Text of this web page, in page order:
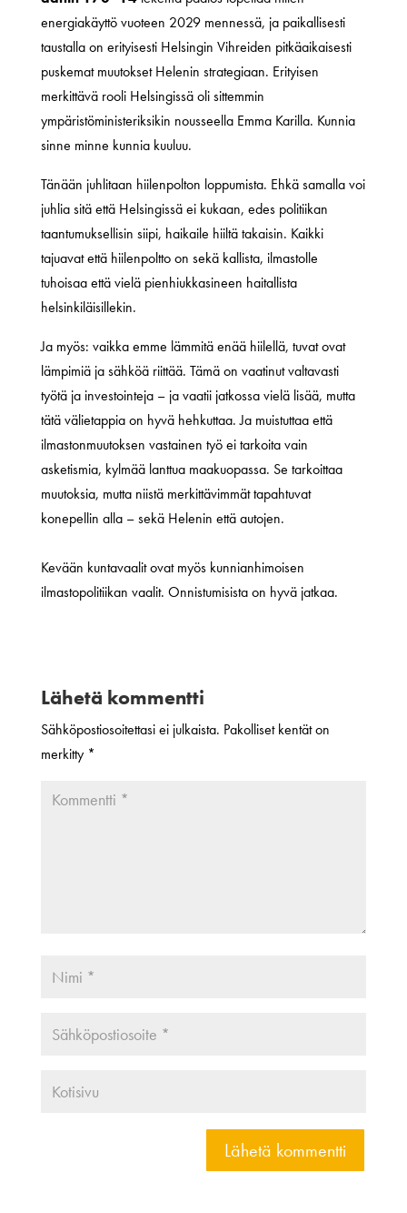
energiakäyttö vuoteen 2029 mennessä, ja paikallisesti
taustalla on erityisesti Helsingin Vihreiden pitkäaikaisesti
puskemat muutokset Helenin strategiaan. Erityisen
merkittävä rooli Helsingissä oli sittemmin
ympäristöministeriksikin nousseella Emma Karilla. Kunnia
sinne minne kunnia kuuluu.
Tänään juhlitaan hiilenpolton loppumista. Ehkä samalla voi
juhlia sitä että Helsingissä ei kukaan, edes politiikan
taantumuksellisin siipi, haikaile hiiltä takaisin. Kaikki
tajuavat että hiilenpoltto on sekä kallista, ilmastolle
tuhoisaa että vielä pienhiukkasineen haitallista
helsinkiläisillekin.
Ja myös: vaikka emme lämmitä enää hiilellä, tuvat ovat
lämpimiä ja sähköä riittää. Tämä on vaatinut valtavasti
työtä ja investointeja – ja vaatii jatkossa vielä lisää, mutta
tätä välietappia on hyvä hehkuttaa. Ja muistuttaa että
ilmastonmuutoksen vastainen työ ei tarkoita vain
asketismia, kylmää lanttua maakuopassa. Se tarkoittaa
muutoksia, mutta niistä merkittävimmät tapahtuvat
konepellin alla – sekä Helenin että autojen.
Kevään kuntavaalit ovat myös kunnianhimoisen
ilmastopolitiikan vaalit. Onnistumisista on hyvä jatkaa.
Lähetä kommentti
Sähköpostiosoitettasi ei julkaista. Pakolliset kentät on
merkitty *